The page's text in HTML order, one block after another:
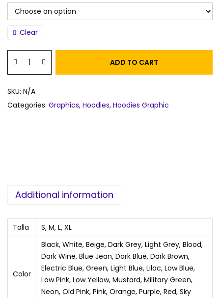
Clear
ADD TO CART
SKU: N/A
Categories: Graphics, Hoodies, Hoodies Graphic
Additional information
Talla S, M, L, XL
Color
Black, White, Beige, Dark Grey, Light Grey, Blood,
Dark Wine, Blue Jean, Dark Blue, Dark Brown,
Electric Blue, Green, Light Blue, Lilac, Low Blue,
Low Pink, Low Yellow, Mustard, Military Green,
Neon, Old Pink, Pink, Orange, Purple, Red, Sky